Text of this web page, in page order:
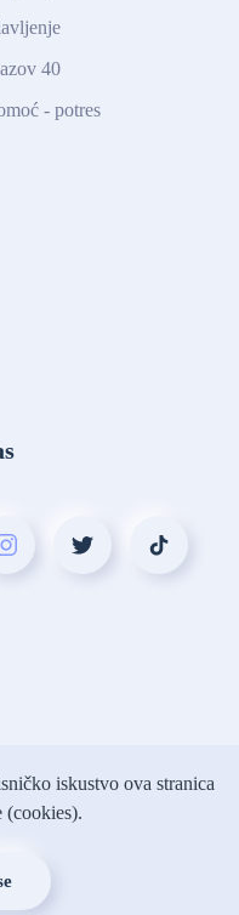
40
- potres
iskustvo ova stranica
(cookies).